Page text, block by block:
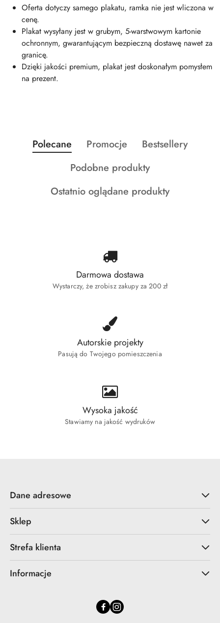
Oferta dotyczy samego plakatu, ramka nie jest wliczona w
cenę.
Plakat wysyłany jest w grubym, 5-warstwowym kartonie
ochronnym, gwarantującym bezpieczną dostawę nawet za
granicę.
Dzięki jakości premium, plakat jest doskonałym pomysłem
na prezent.
Pomiń karuzelę produktów
Produkty
o
Polecane
Produkty
statusie:
Promocje
Produkty
statusie:
Bestsellery
Produkty
statusie:
Podobne produkty
Produkty
Ostatnio oglądane produkty
Darmowa dostawa
Wystarczy, że zrobisz zakupy za 200 zł
Autorskie projekty
Pasują do Twojego pomieszczenia
Wysoka jakość
Stawiamy na jakość wydruków
Dane adresowe
Sklep
Strefa klienta
Informacje